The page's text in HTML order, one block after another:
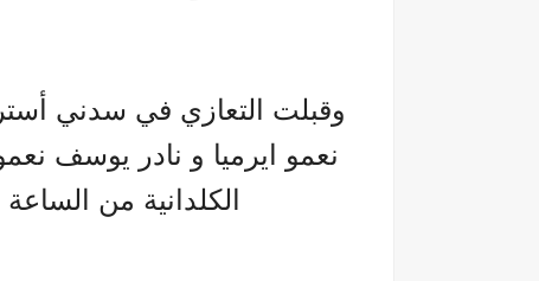
وقبلت التعازي في سدني
نعمو ايرميا و نادر يوسف
الكلدانية من